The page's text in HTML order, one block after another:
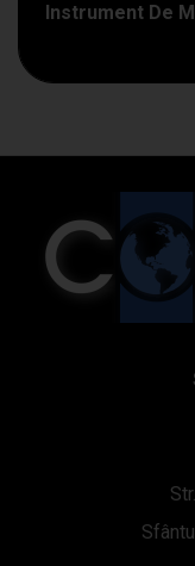
Instrument De